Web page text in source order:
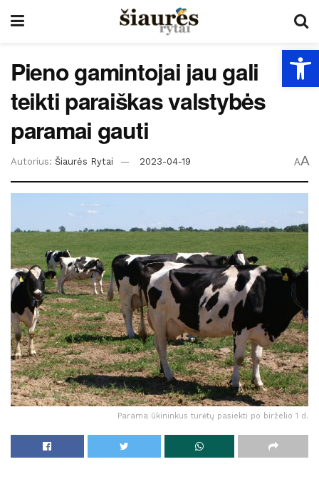
Pieno gamintojai jau gali
teikti paraiškas valstybės
paramai gauti
Autorius: Šiaurės Rytai 2023-04-19 AA
Parama ūkininkus turėtų pasiekti po birželio 1 d.